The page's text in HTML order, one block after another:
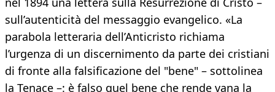
sull’autenticità del messaggio evangelico. «La
parabola letteraria dell’Anticristo richiama
l’urgenza di un discernimento da parte dei cristiani
di fronte alla falsificazione del "bene" – sottolinea
la Tenace –: è falso quel bene che rende vana la